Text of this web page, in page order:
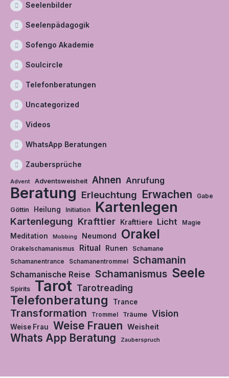
Seelenbilder
Seelenpädagogik
Sofengo Akademie
Soulcircle
Telefonberatungen
Uncategorized
Videos
WhatsApp Beratungen
Zaubersprüche
Advent Adventsweisheit Ahnen Anrufung
Beratung Erleuchtung Erwachen Gabe
Göttin Heilung Initiation Kartenlegen
Kartenlegung Krafttier Krafttiere Licht Magie
Meditation Mobbing Neumond Orakel
Orakelschamanismus Ritual Runen
Schamane
Schamanentrance
Schamanentrommel Schamanin
Schamanische Reise Schamanismus Seele
Spirits Tarot Tarotreading
Telefonberatung Trance
Transformation Trommel Träume Vision
Weise Frau Weise Frauen Weisheit
Whats App Beratung Zauberspruch